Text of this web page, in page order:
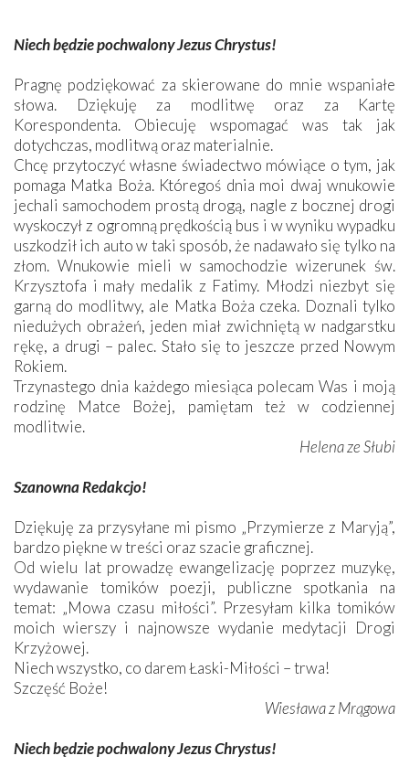
Niech będzie pochwalony Jezus Chrystus!
Pragnę podziękować za skierowane do mnie wspaniałe
słowa. Dziękuję za modlitwę oraz za Kartę
Korespondenta. Obiecuję wspomagać was tak jak
dotychczas, modlitwą oraz materialnie.
Chcę przytoczyć własne świadectwo mówiące o tym, jak
pomaga Matka Boża. Któregoś dnia moi dwaj wnukowie
jechali samochodem prostą drogą, nagle z bocznej drogi
wyskoczył z ogromną prędkością bus i w wyniku wypadku
uszkodził ich auto w taki sposób, że nadawało się tylko na
złom. Wnukowie mieli w samochodzie wizerunek św.
Krzysztofa i mały medalik z Fatimy. Młodzi niezbyt się
garną do modlitwy, ale Matka Boża czeka. Doznali tylko
niedużych obrażeń, jeden miał zwichniętą w nadgarstku
rękę, a drugi – palec. Stało się to jeszcze przed Nowym
Rokiem.
Trzynastego dnia każdego miesiąca polecam Was i moją
rodzinę Matce Bożej, pamiętam też w codziennej
modlitwie.
Helena ze Słubi
Szanowna Redakcjo!
Dziękuję za przysyłane mi pismo „Przymierze z Maryją”,
bardzo piękne w treści oraz szacie graficznej.
Od wielu lat prowadzę ewangelizację poprzez muzykę,
wydawanie tomików poezji, publiczne spotkania na
temat: „Mowa czasu miłości”. Przesyłam kilka tomików
moich wierszy i najnowsze wydanie medytacji Drogi
Krzyżowej.
Niech wszystko, co darem Łaski-Miłości – trwa!
Szczęść Boże!
Wiesława z Mrągowa
Niech będzie pochwalony Jezus Chrystus!